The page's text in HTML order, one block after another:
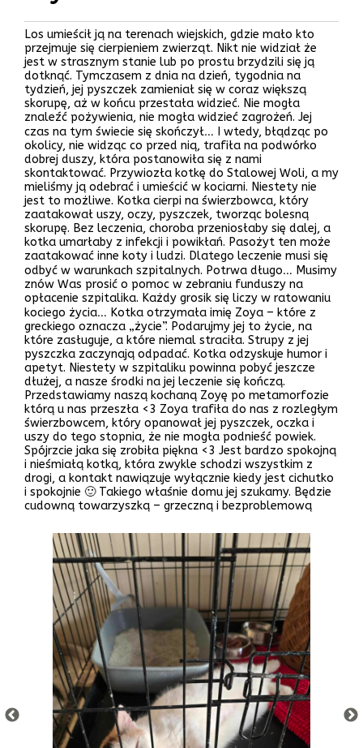
Los umieścił ją na terenach wiejskich, gdzie mało kto
przejmuje się cierpieniem zwierząt. Nikt nie widział że
jest w strasznym stanie lub po prostu brzydzili się ją
dotknąć. Tymczasem z dnia na dzień, tygodnia na
tydzień, jej pyszczek zamieniał się w coraz większą
skorupę, aż w końcu przestała widzieć. Nie mogła
znaleźć pożywienia, nie mogła widzieć zagrożeń. Jej
czas na tym świecie się skończył… I wtedy, błądząc po
okolicy, nie widząc co przed nią, trafiła na podwórko
dobrej duszy, która postanowiła się z nami
skontaktować. Przywiozła kotkę do Stalowej Woli, a my
mieliśmy ją odebrać i umieścić w kociarni. Niestety nie
jest to możliwe. Kotka cierpi na świerzbowca, który
zaatakował uszy, oczy, pyszczek, tworząc bolesną
skorupę. Bez leczenia, choroba przeniosłaby się dalej, a
kotka umarłaby z infekcji i powikłań. Pasożyt ten może
zaatakować inne koty i ludzi. Dlatego leczenie musi się
odbyć w warunkach szpitalnych. Potrwa długo… Musimy
znów Was prosić o pomoc w zebraniu funduszy na
opłacenie szpitalika. Każdy grosik się liczy w ratowaniu
kociego życia… Kotka otrzymała imię Zoya – które z
greckiego oznacza „życie”. Podarujmy jej to życie, na
które zasługuje, a które niemal straciła. Strupy z jej
pyszczka zaczynają odpadać. Kotka odzyskuje humor i
apetyt. Niestety w szpitaliku powinna pobyć jeszcze
dłużej, a nasze środki na jej leczenie się kończą.
Przedstawiamy naszą kochaną Zoyę po metamorfozie
którą u nas przeszła <3 Zoya trafiła do nas z rozległym
świerzbowcem, który opanował jej pyszczek, oczka i
uszy do tego stopnia, że nie mogła podnieść powiek.
Spójrzcie jaka się zrobiła piękna <3 Jest bardzo spokojną
i nieśmiałą kotką, która zwykle schodzi wszystkim z
drogi, a kontakt nawiązuje wyłącznie kiedy jest cichutko
i spokojnie 🙂 Takiego właśnie domu jej szukamy. Będzie
cudowną towarzyszką – grzeczną i bezproblemową